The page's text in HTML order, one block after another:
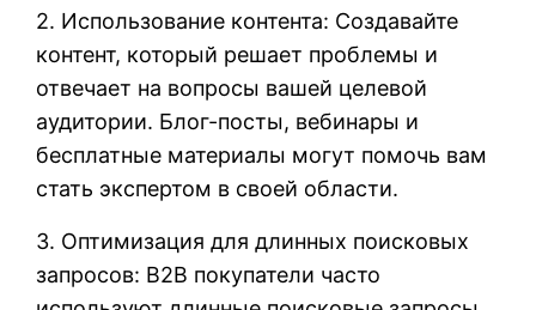
2. Использование контента: Создавайте
контент, который решает проблемы и
отвечает на вопросы вашей целевой
аудитории. Блог-посты, вебинары и
бесплатные материалы могут помочь вам
стать экспертом в своей области.
3. Оптимизация для длинных поисковых
запросов: B2B покупатели часто